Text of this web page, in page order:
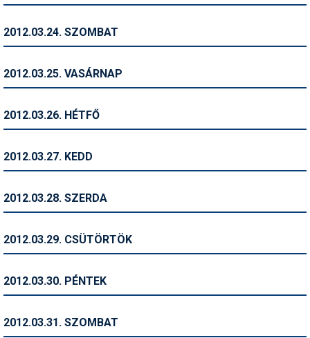
Történelem
Utazási tippek
2012.03.24. SZOMBAT
2012.03.25. VASÁRNAP
2012.03.26. HÉTFŐ
2012.03.27. KEDD
2012.03.28. SZERDA
2012.03.29. CSÜTÖRTÖK
2012.03.30. PÉNTEK
2012.03.31. SZOMBAT